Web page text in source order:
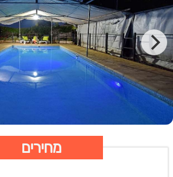
מחירים